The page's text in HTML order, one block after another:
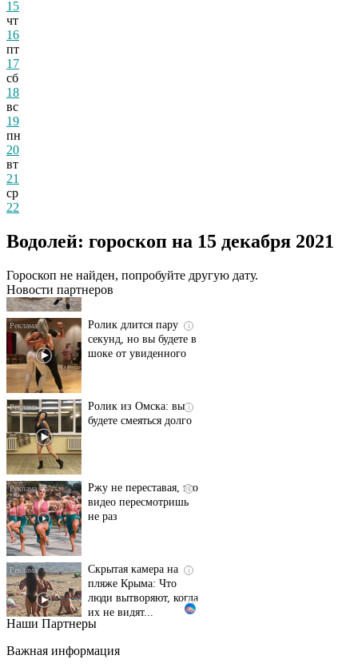
15
чт
16
пт
17
сб
18
вс
19
пн
20
вт
21
ср
22
Водолей: гороскоп на 15 декабря 2021
Гороскоп не найден, попробуйте другую дату.
Новости партнеров
оставит вас без слов!
Пересмотрела 10 раз
секунд, но вы будете в
шоке от увиденного
будете смеяться долго
видео пересмотришь
не раз
пляже Крыма: Что
люди вытворяют, когда
их не видят...
Ролик длится
смеяться вы будете
Наши Партнеры
Важная информация